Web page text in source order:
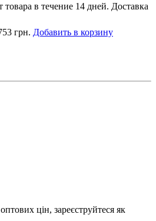
в течение 14 дней. Доставка
грн. Добавить в корзину
цін, зареєструйтеся як